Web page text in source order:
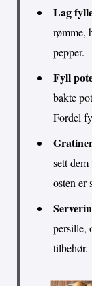
Lag
rømme,
pepper.
Fyll
bakte
Fordel
sett
osten er
persille,
tilbehør.